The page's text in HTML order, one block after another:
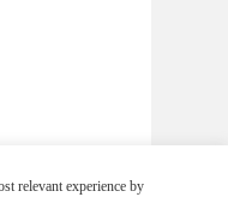
relevant experience by